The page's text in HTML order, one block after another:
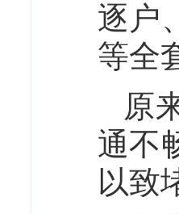
逐户
等全
原
通不
以致